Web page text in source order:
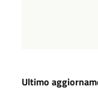
Ultimo